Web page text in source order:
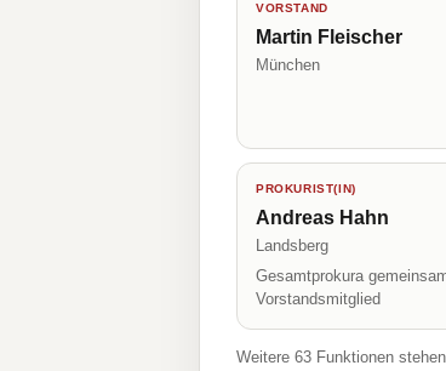
VORSTAND
Martin Fleischer
München
PROKURIST(IN)
Andreas Hahn
Landsberg
Gesamtprokura
Vorstandsmitglied
Weitere 63 Funktionen